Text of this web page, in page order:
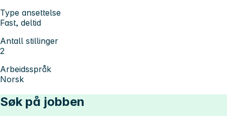
Type ansettelse
Fast, deltid
Antall stillinger
2
Arbeidsspråk
Norsk
Søk på jobben